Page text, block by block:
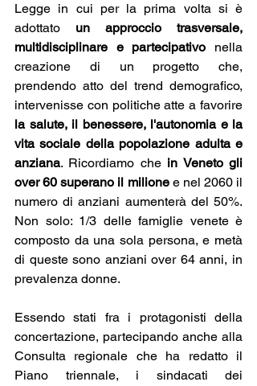
Legge in cui per la prima volta si è
adottato un approccio trasversale,
multidisciplinare e partecipativo nella
creazione di un progetto che,
prendendo atto del trend demografico,
la salute, il benessere, l'autonomia e la
vita sociale della popolazione adulta e
anziana. Ricordiamo che in Veneto gli
over 60 superano il milione e nel 2060 il
numero di anziani aumenterà del 50%.
Non solo: 1/3 delle famiglie venete è
composto da una sola persona, e metà
di queste sono anziani over 64 anni, in
prevalenza donne.
Essendo stati fra i protagonisti della
concertazione, partecipando anche alla
Consulta regionale che ha redatto il
Piano triennale, i sindacati dei